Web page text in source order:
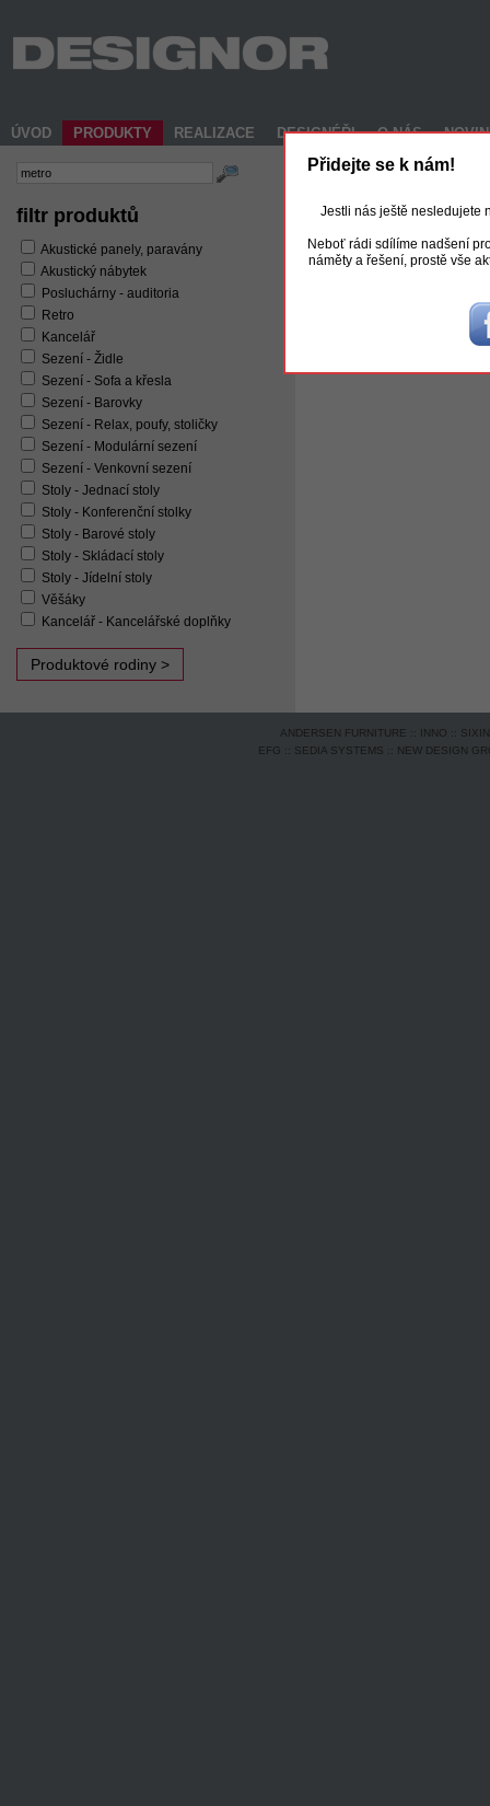
ÚVOD PRODUKTY REALIZACE DESIGNÉŘI O NÁS
filtr produktů
Akustické panely, paravány
Akustický nábytek
Posluchárny - auditoria
Retro
Kancelář
Sezení - Židle
Sezení - Sofa a křesla
Sezení - Barovky
Sezení - Relax, poufy, stoličky
Sezení - Modulární sezení
Sezení - Venkovní sezení
Stoly - Jednací stoly
Stoly - Konferenční stolky
Stoly - Barové stoly
Stoly - Skládací stoly
Stoly - Jídelní stoly
Věšáky
Kancelář - Kancelářské doplňky
Produktové rodiny >
ANDERSEN FURNITURE :: INNO ::
EFG :: SEDIA SYSTEMS :: NEW DESIGN
Přidejte se k nám!
Jestli nás ještě nesledujete
Neboť rádi sdílíme nadšení
náměty a řešení, prostě vše